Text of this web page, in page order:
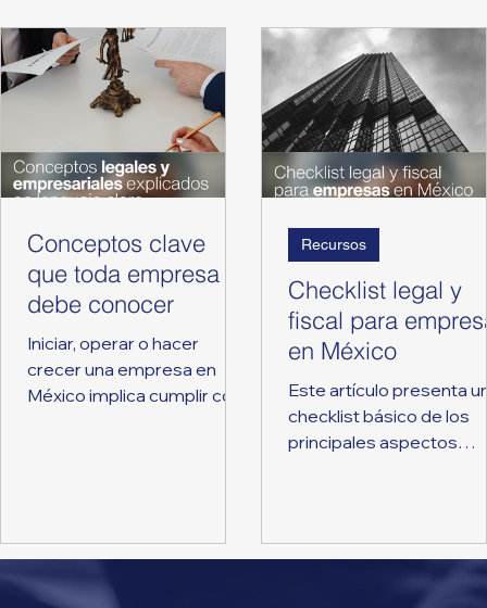
Conceptos clave
que toda empresa
debe conocer
Iniciar, operar o hacer
crecer una empresa en
México implica cumplir con
conceptos básicos que
Checklist legal y
fiscal para
en México
Este artículo presenta
checklist básico de los
principales aspectos
de forma ordenada y
Recursos